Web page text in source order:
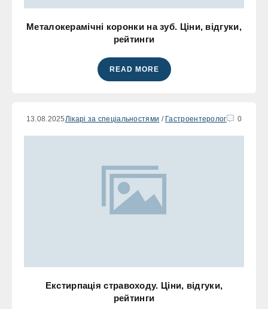
Металокерамічні коронки на зуб. Ціни, відгуки,
рейтинги
READ MORE
13.08.2025 Лікарі за спеціальностями / Гастроентеролог 0
Екстирпація стравоходу. Ціни, відгуки,
рейтинги